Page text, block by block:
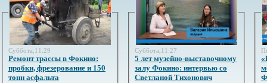
Суббота,11:29
Ремонт трассы в Фокино:
пробки, фрезерование и 150
тонн асфальта
Суббота,11:27
5 лет музейно-выставочному
залу Фокино: интервью со
Светланой Тихонович